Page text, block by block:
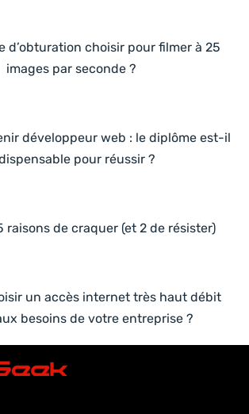
d’obturation choisir pour filmer à 25
images par seconde ?
développeur web : le diplôme est-il
pour réussir ?
raisons de craquer (et 2 de résister)
un accès internet très haut débit
besoins de votre entreprise ?